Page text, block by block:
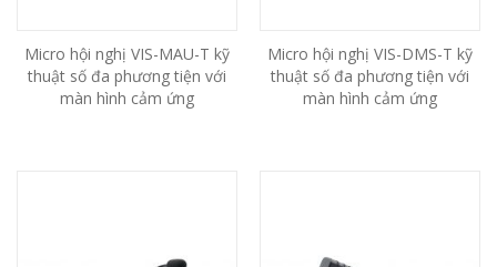
Micro hội nghị VIS-MAU-T kỹ
thuật số đa phương tiện với
màn hình cảm ứng
Micro hội nghị VIS-DMS-T kỹ
thuật số đa phương tiện với
màn hình cảm ứng